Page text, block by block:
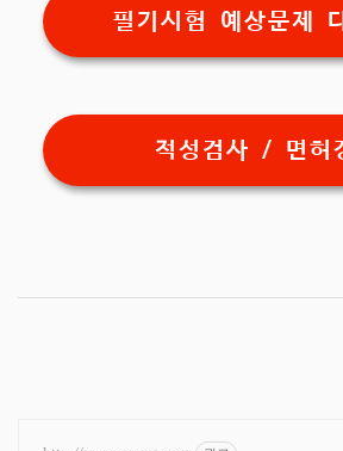
필기시험 예상문제
적성검사 / 면허